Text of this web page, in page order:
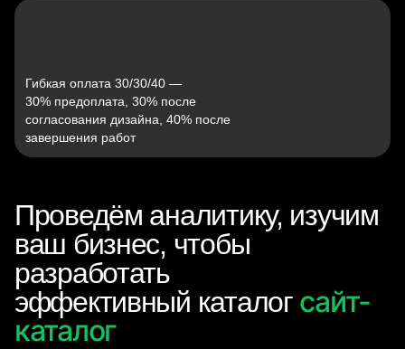
Гибкая оплата 30/30/40 —
30% предоплата, 30% после
согласования дизайна, 40% после
завершения работ
Проведём аналитику, изучим
ваш бизнес, чтобы
разработать
эффективный каталог сайт-
каталог